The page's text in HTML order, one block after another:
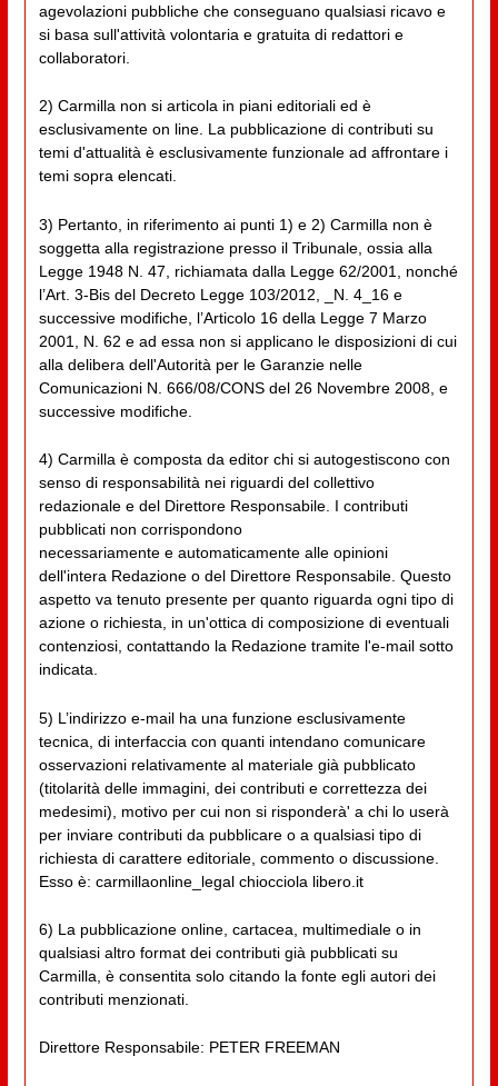
agevolazioni pubbliche che conseguano qualsiasi ricavo e
si basa sull'attività volontaria e gratuita di redattori e
collaboratori.
2) Carmilla non si articola in piani editoriali ed è
esclusivamente on line. La pubblicazione di contributi su
temi d'attualità è esclusivamente funzionale ad affrontare i
temi sopra elencati.
3) Pertanto, in riferimento ai punti 1) e 2) Carmilla non è
soggetta alla registrazione presso il Tribunale, ossia alla
Legge 1948 N. 47, richiamata dalla Legge 62/2001, nonché
l’Art. 3-Bis del Decreto Legge 103/2012, _N. 4_16 e
successive modifiche, l’Articolo 16 della Legge 7 Marzo
2001, N. 62 e ad essa non si applicano le disposizioni di cui
alla delibera dell'Autorità per le Garanzie nelle
Comunicazioni N. 666/08/CONS del 26 Novembre 2008, e
successive modifiche.
4) Carmilla è composta da editor chi si autogestiscono con
senso di responsabilità nei riguardi del collettivo
redazionale e del Direttore Responsabile. I contributi
pubblicati non corrispondono
necessariamente e automaticamente alle opinioni
dell'intera Redazione o del Direttore Responsabile. Questo
aspetto va tenuto presente per quanto riguarda ogni tipo di
azione o richiesta, in un'ottica di composizione di eventuali
contenziosi, contattando la Redazione tramite l'e-mail sotto
indicata.
5) L’indirizzo e-mail ha una funzione esclusivamente
tecnica, di interfaccia con quanti intendano comunicare
osservazioni relativamente al materiale già pubblicato
(titolarità delle immagini, dei contributi e correttezza dei
medesimi), motivo per cui non si risponderà' a chi lo userà
per inviare contributi da pubblicare o a qualsiasi tipo di
richiesta di carattere editoriale, commento o discussione.
Esso è: carmillaonline_legal chiocciola libero.it
6) La pubblicazione online, cartacea, multimediale o in
qualsiasi altro format dei contributi già pubblicati su
Carmilla, è consentita solo citando la fonte egli autori dei
contributi menzionati.
Direttore Responsabile: PETER FREEMAN